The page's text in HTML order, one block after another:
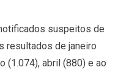
suspeitos de
resultados de janeiro
(1.074), abril (880) e ao